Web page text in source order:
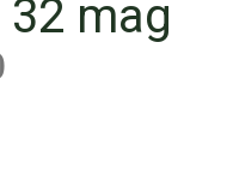
32 mag